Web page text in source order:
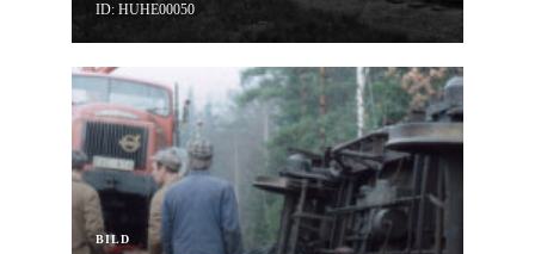
ID: HUHE00050
BILD